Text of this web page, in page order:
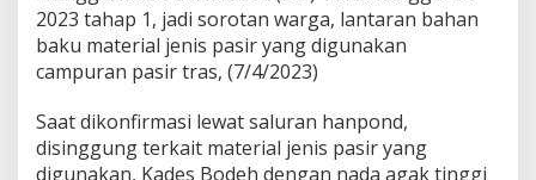
Spek
2023 tahap 1, jadi sorotan warga, lantaran bahan
baku material jenis pasir yang digunakan
campuran pasir tras, (7/4/2023)
Saat dikonfirmasi lewat saluran hanpond,
disinggung terkait material jenis pasir yang
digunakan, Kades Bodeh dengan nada agak tinggi